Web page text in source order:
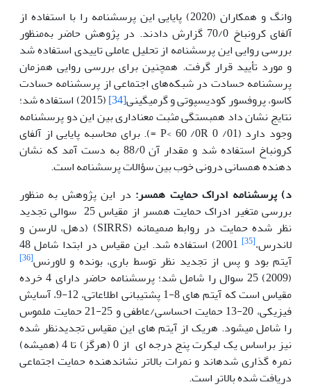
وانگ و همکاران (2020) پایایی این پرسشنامه را با استفاده از
آلفای کرونباخ 70/0 گزارش دادند. در پژوهش حاضر به‌منظور
بررسی روایی این پرسشنامه از تحلیل عاملی تاییدی استفاده شد
و مورد تأیید قرار گرفت. همچنین برای بررسی روایی همزمان
پرسشنامه حسادت در شبکه‌های اجتماعی از پرسشنامه حسادت
کاسو، پروفسور کودیسپوتی و گرمیگینی[34]
(2015) استفاده شد؛
نتایج نشان داد همبستگی مثبت معناداری بین این دو پرسشنامه
وجود دارد (01/ 0 P< 60 /0R =). برای محاسبه پایایی از آلفای
کرونباخ استفاده شد و مقدار آن 88/0 به دست آمد که نشان
دهنده همسانی درونی خوب بین سؤالات پرسشنامه است.
د) پرسشنامه ادراک حمایت همسر: در این پژوهش به منظور
بررسی متغیر ادراک حمایت همسر از مقیاس 25 سوالی تجدید
نظر شده حمایت در روابط صمیمانه (SIRRS) (دهل، لارسن و
لاندرس،[35]
2001) استفاده شد. این مقیاس در ابتدا شامل 48
آیتم بود و پس از تجدید نظر توسط باری، بونده و لاورنس[36]
(2009) 25 سوال را شامل شد؛ پرسشنامه حاضر دارای 4 خرده
مقیاس است که آیتم های 8-1 پشتیبانی اطلاعاتی، 12-9، آسایش
فیزیکی، 20-13 حمایت احساسی/عاطفی و 25-21 حمایت ملموس
را شامل می­شود. هریک از آیتم های این مقیاس تجدیدنظر شده
نیز براساس یک لیکرت پنج درجه ای از 0 (هرگز) تا 4 (همیشه)
نمره گذاری شده­اند و نمرات بالاتر نشان­دهنده حمایت اجتماعی
دریافت شده بالاتر است.